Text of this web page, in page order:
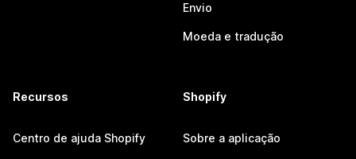
Envio
Moeda e tradução
Recursos
Centro de ajuda Shopify
Shopify
Sobre a aplicação